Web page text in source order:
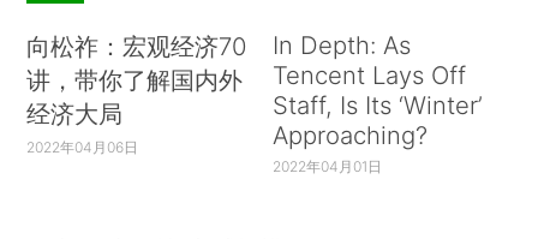
向松祚：宏观经济70
讲，带你了解国内外
经济大局
2022年04月06日
In Depth: As
Tencent Lays Off
Staff, Is Its ‘Winter’
Approaching?
2022年04月01日